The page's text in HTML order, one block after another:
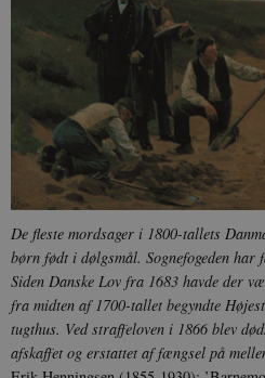
De fleste mordsager i 1800-tallets
børn født i dølgsmål. Sognefogeden har
Siden Danske Lov fra 1683 havde der
fra midten af 1700-tallet begyndte
tugthus. Ved straffeloven i 1866 blev
afskaffet og erstattet af fængsel på